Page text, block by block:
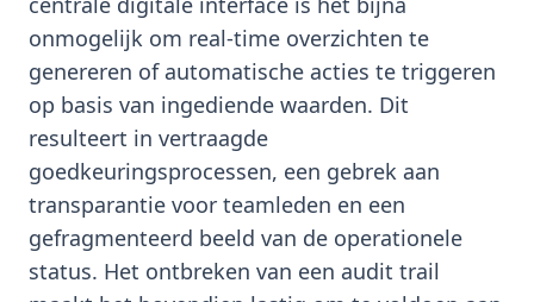
onmogelijk om real-time overzichten te
genereren of automatische acties te triggeren
op basis van ingediende waarden. Dit
resulteert in vertraagde
goedkeuringsprocessen, een gebrek aan
transparantie voor teamleden en een
gefragmenteerd beeld van de operationele
status. Het ontbreken van een audit trail